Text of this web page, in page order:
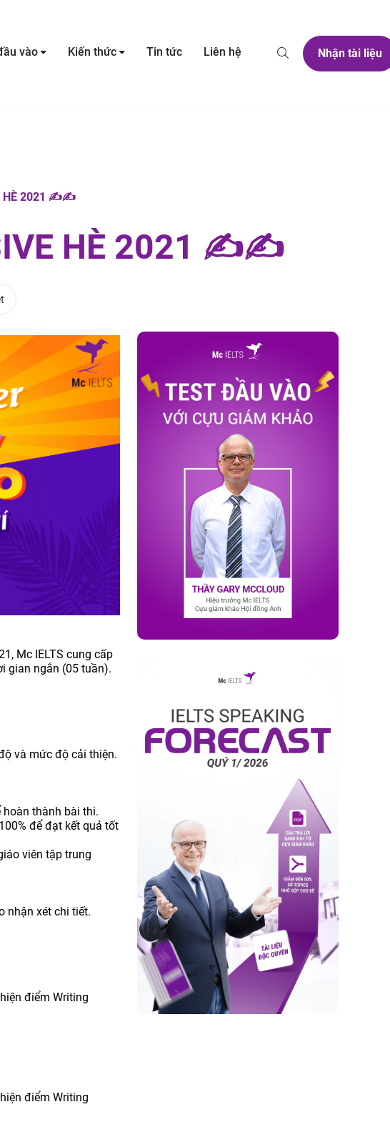
vào Kiến thức Tin tức Liên hệ Nhận tài liệu
HÈ 2021 ✍️✍️
HÈ 2021 ✍️✍️
Mc IELTS cung cấp
gian ngắn (05 tuần).
và mức độ cải thiện.
thành bài thi.
để đạt kết quả tốt
viên tập trung
nhận xét chi tiết.
điểm Writing
điểm Writing